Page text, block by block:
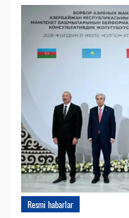
Resmi habarlar